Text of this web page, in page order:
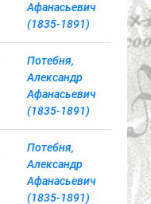
Афанасьевич
(1835-1891)
Потебня,
Александр
Афанасьевич
(1835-1891)
Потебня,
Александр
Афанасьевич
(1835-1891)